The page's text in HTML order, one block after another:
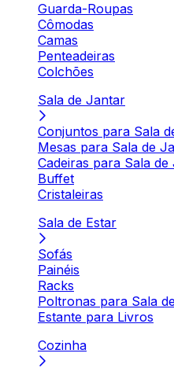
Guarda-Roupas
Cômodas
Camas
Penteadeiras
Colchões
Sala de Jantar
Conjuntos para Sala
Mesas para Sala de
Cadeiras para Sala
Buffet
Cristaleiras
Sala de Estar
Sofás
Painéis
Racks
Poltronas para Sala
Estante para Livros
Cozinha